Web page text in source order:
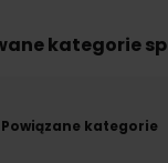
kategorie
Powiązane kategorie